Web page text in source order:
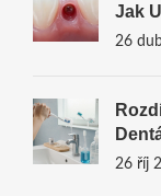
Jak
26
26 říj